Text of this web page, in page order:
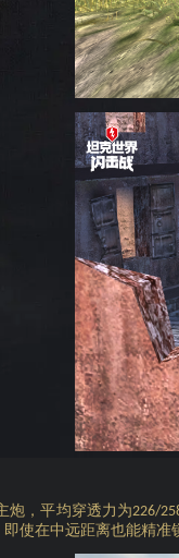
炮，平均穿透力为226/
使在中远距离也能精准